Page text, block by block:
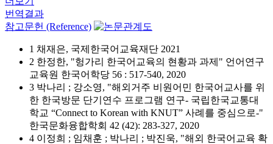
번역결과
참고문헌 (Reference)
1 채재은, 국제한국어교육재단 2021
2 한정한, "헝가리 한국어교육의 현황과 과제" 언어연구
교육원 한국어학당 56 : 517-540, 2020
3 박나리 ; 강소영, "해외거주 비원어민 한국어교사를 위
한 한국방문 단기연수 프로그램 연구- 국립한국교통대
학교 “Connect to Korean with KNUT” 사례를 중심으로-"
한국문화융합학회 42 (42): 283-327, 2020
4 이정희 ; 임채훈 ; 박나리 ; 박진욱, "해외 한국어교육 확